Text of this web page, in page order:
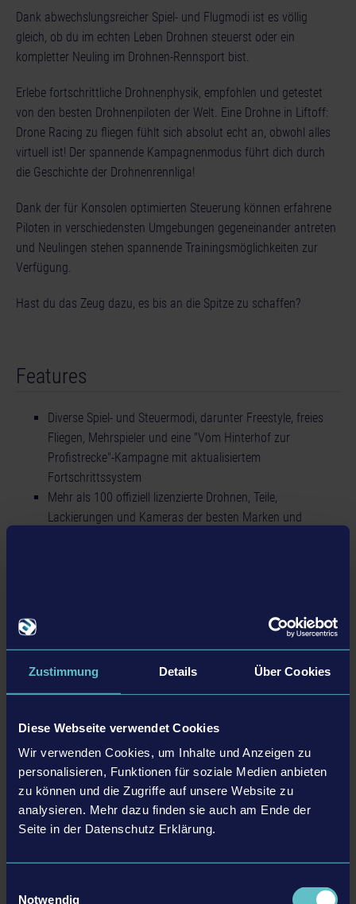
Zustimmung Details Über Cookies
Diese Webseite verwendet Cookies
Wir verwenden Cookies, um Inhalte und Anzeigen zu
personalisieren, Funktionen für soziale Medien anbieten
zu können und die Zugriffe auf unsere Website zu
analysieren. Mehr dazu finden sie auch am Ende der
Seite in der Datenschutz Erklärung.
Notwendig
Dank abwechslungsreicher Spiel- und Flugmodi ist es völlig
gleich, ob du im echten Leben Drohnen steuerst oder ein
kompletter Neuling im Drohnen-Rennsport bist.
Erlebe fortschrittliche Drohnenphysik, empfohlen und getestet
von den besten Drohnenpiloten der Welt. Eine Drohne in Liftoff:
Drone Racing zu fliegen fühlt sich absolut echt an, obwohl alles
virtuell ist! Der spannende Kampagnenmodus führt dich durch
die Geschichte der Drohnenrennliga!
Dank der für Konsolen optimierten Steuerung können erfahrene
Piloten in verschiedensten Umgebungen gegeneinander antreten
und Neulingen stehen spannende Trainingsmöglichkeiten zur
Verfügung.
Hast du das Zeug dazu, es bis an die Spitze zu schaffen?
Features
Diverse Spiel- und Steuermodi, darunter Freestyle, freies
Fliegen, Mehrspieler und eine "Vom Hinterhof zur
Profistrecke"-Kampagne mit aktualisiertem
Fortschrittssystem
Mehr als 100 offiziell lizenzierte Drohnen, Teile,
Lackierungen und Kameras der besten Marken und
unterirdische Garage, Bauernhof, Baustelle, Wald und viele
Konsolen und bietet eine optimierte Steuerung für
Profipiloten und Neulinge
von den besten Drohnenpiloten der Welt
60 abwechslungsreiche Strecken mit Tag- und
Nachtversion